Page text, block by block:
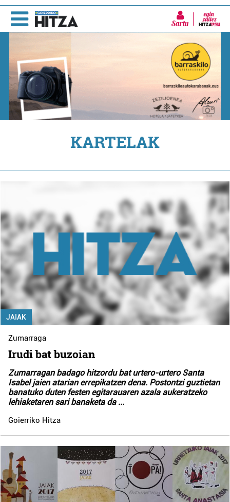
Sartu
KARTELAK
JAIAK
Zumarraga
Irudi bat buzoian
Zumarragan badago hitzordu bat urtero-urtero Santa
Isabel jaien atarian errepikatzen dena. Postontzi guztietan
banatuko duten festen egitarauaren azala aukeratzeko
lehiaketaren sari banaketa da ...
Goierriko Hitza